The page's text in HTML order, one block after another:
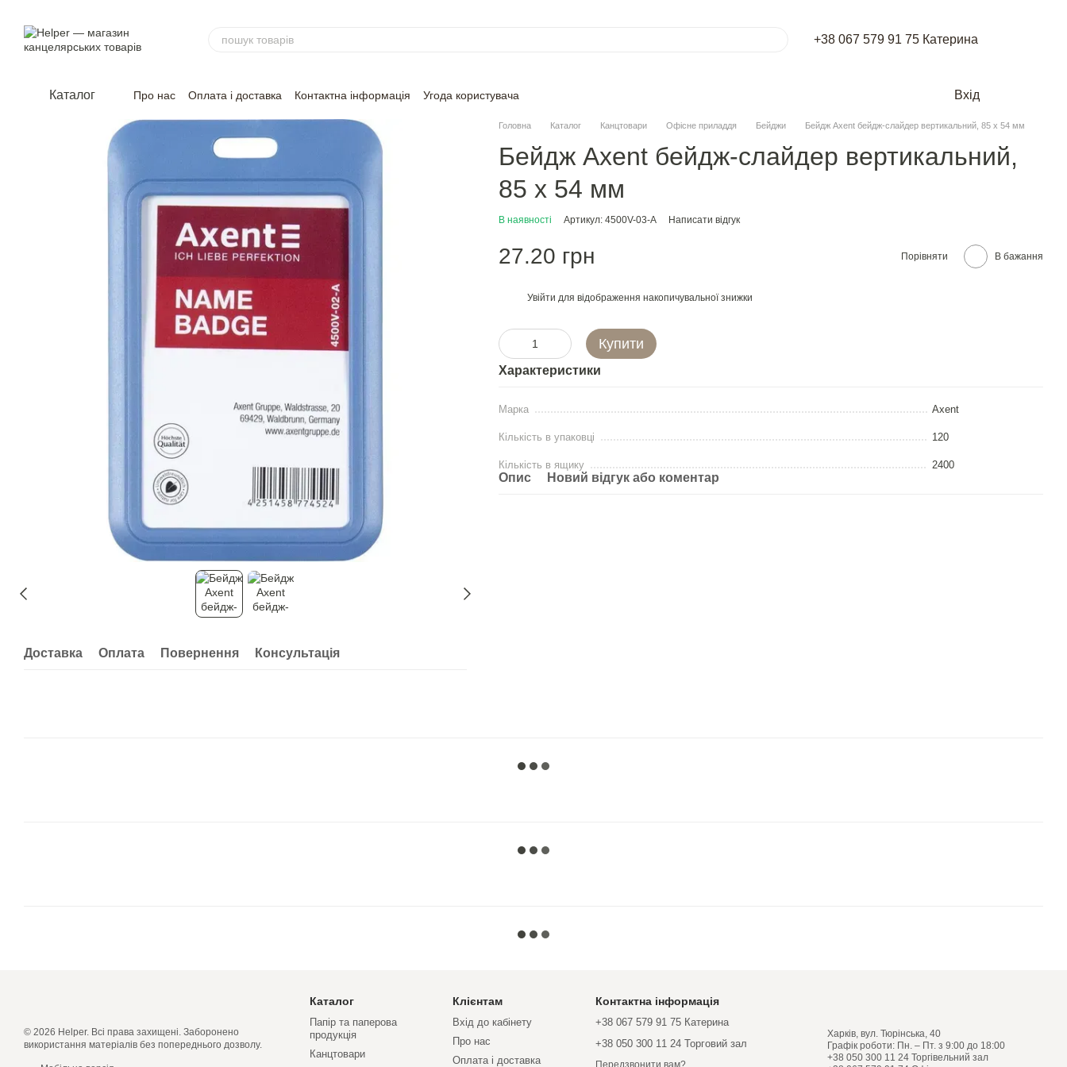
+38 067 579 91 75 Катерина
Каталог Про нас Оплата і доставка Контактна інформація Угода користувача Вхід
Доставка Оплата Повернення Консультація
Головна Каталог Канцтовари Офісне приладдя Бейджи Бейдж Axent бейдж-слайдер вертикальний, 85 х 54 мм
Бейдж Axent бейдж-слайдер вертикальний,
85 х 54 мм
В наявності Артикул: 4500V-03-A Написати відгук
27.20 грн Порівняти В бажання
Увійти для відображення накопичувальної знижки
Купити
Характеристики
Марка Axent
Кількість в упаковці 120
Кількість в ящику 2400
Опис Новий відгук або коментар
© 2026 Helper. Всі права захищені. Заборонено
використання матеріалів без попереднього дозволу.
Каталог
Папір та паперова
продукція
Канцтовари
Клієнтам
Вхід до кабінету
Про нас
Оплата і доставка
Контактна інформація
+38 067 579 91 75 Катерина
+38 050 300 11 24 Торговий зал
Харків, вул. Тюрінська, 40
Графік роботи: Пн. – Пт. з 9:00 до 18:00
+38 050 300 11 24 Торгівельний зал